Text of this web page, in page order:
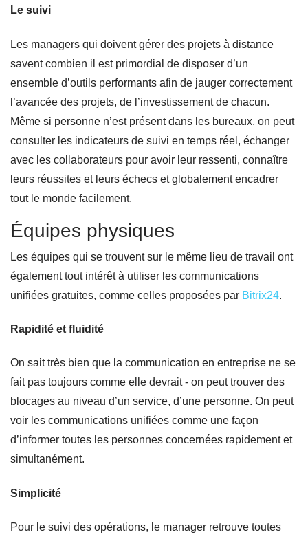
Le suivi
Les managers qui doivent gérer des projets à distance
savent combien il est primordial de disposer d’un
ensemble d’outils performants afin de jauger correctement
l’avancée des projets, de l’investissement de chacun.
Même si personne n’est présent dans les bureaux, on peut
consulter les indicateurs de suivi en temps réel, échanger
avec les collaborateurs pour avoir leur ressenti, connaître
leurs réussites et leurs échecs et globalement encadrer
tout le monde facilement.
Équipes physiques
Les équipes qui se trouvent sur le même lieu de travail ont
également tout intérêt à utiliser les communications
unifiées gratuites, comme celles proposées par Bitrix24.
Rapidité et fluidité
On sait très bien que la communication en entreprise ne se
fait pas toujours comme elle devrait - on peut trouver des
blocages au niveau d’un service, d’une personne. On peut
voir les communications unifiées comme une façon
d’informer toutes les personnes concernées rapidement et
simultanément.
Simplicité
Pour le suivi des opérations, le manager retrouve toutes